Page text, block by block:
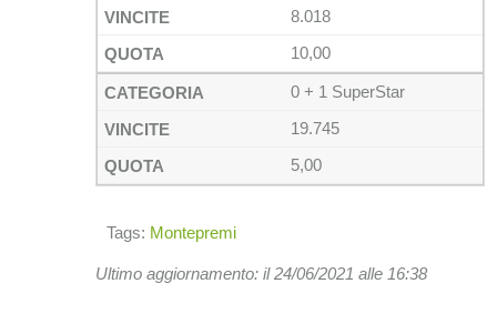
8.018
10,00
0 + 1 SuperStar
19.745
5,00
Tags: Montepremi
Ultimo aggiornamento: il 24/06/2021 alle 16:38